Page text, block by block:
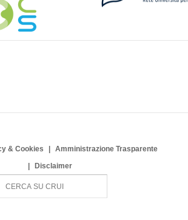
& Cookies
Amministrazione Trasparente
Disclaimer